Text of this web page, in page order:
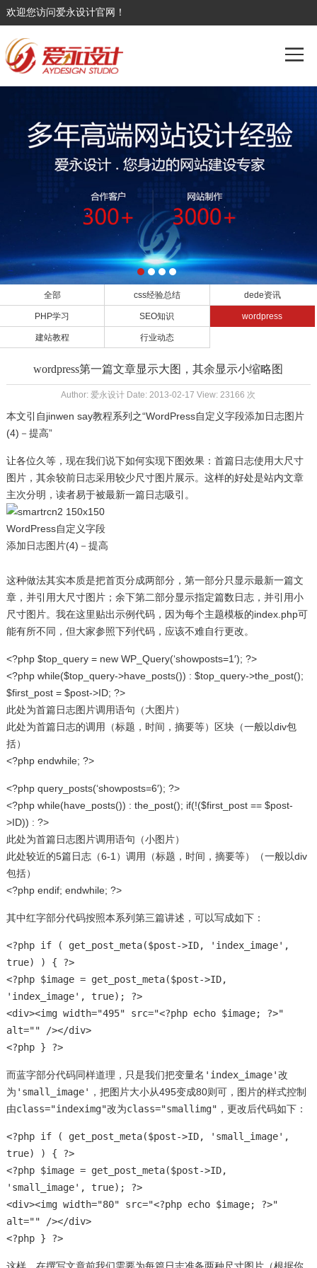
欢迎您访问爱永设计官网！
全部 css经验总结 dede资讯
PHP学习 SEO知识 wordpress
建站教程 行业动态
wordpress第一篇文章显示大图，其余显示小缩略图
Author: 爱永设计 Date: 2013-02-17 View: 23166 次
本文引自jinwen say教程系列之“WordPress自定义字段添加日志图片
(4)－提高”
让各位久等，现在我们说下如何实现下图效果：首篇日志使用大尺寸
图片，其余较前日志采用较少尺寸图片展示。这样的好处是站内文章
主次分明，读者易于被最新一篇日志吸引。
这种做法其实本质是把首页分成两部分，第一部分只显示最新一篇文
章，并引用大尺寸图片；余下第二部分显示指定篇数日志，并引用小
尺寸图片。我在这里贴出示例代码，因为每个主题模板的index.php可
能有所不同，但大家参照下列代码，应该不难自行更改。
<?php $top_query = new WP_Query(‘showposts=1′); ?>
<?php while($top_query->have_posts()) : $top_query->the_post();
$first_post = $post->ID; ?>
此处为首篇日志图片调用语句（大图片）
此处为首篇日志的调用（标题，时间，摘要等）区块（一般以div包
括）
<?php endwhile; ?>
<?php query_posts(‘showposts=6′); ?>
<?php while(have_posts()) : the_post(); if(!($first_post == $post-
>ID)) : ?>
此处为首篇日志图片调用语句（小图片）
此处较近的5篇日志（6-1）调用（标题，时间，摘要等）（一般以div
包括）
<?php endif; endwhile; ?>
其中红字部分代码按照本系列第三篇讲述，可以写成如下：
<?php if ( get_post_meta($post->ID, 'index_image',
true) ) { ?>
<?php $image = get_post_meta($post->ID,
'index_image', true); ?>
<div><img width="495" src="<?php echo $image; ?>"
alt="" /></div>
<?php } ?>
而蓝字部分代码同样道理，只是我们把变量名 'index_image'改
为 'small_image' ，把图片大小从495变成80则可，图片的样式控制
由class="indeximg"改为class="smallimg" ，更改后代码如下：
<?php if ( get_post_meta($post->ID, 'small_image',
true) ) { ?>
<?php $image = get_post_meta($post->ID,
'small_image', true); ?>
<div><img width="80" src="<?php echo $image; ?>"
alt="" /></div>
<?php } ?>